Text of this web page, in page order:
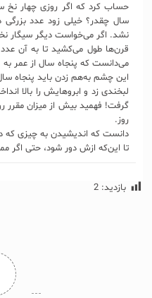
حساب کرد که اگر روزی چهار نخ
سال چقدر؟ خیلی زود عدد
نشد. اگر می‌خواست دیگر سیگار
قرن‌ها طول می‌کشید تا به آن
می‌دانست که پنجاه سال از عمر
این چشم به‌هم زدن باید پنجاه
لبخندی زد و ابروهایش را بالا
گرفت! فهمید بیش از میزان مقرر
روز.
دانست که اندیشیدن به چیزی که
تا این‌که ازش دور شود، حتی اگر
بازدید: 2